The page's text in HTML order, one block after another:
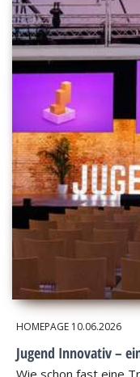
HOMEPAGE 10.06.2026
Jugend Innovativ –